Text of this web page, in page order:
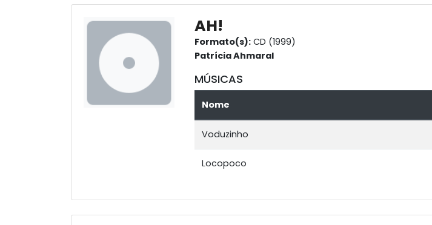
AH!
Formato(s): CD (1999)
Patrícia Ahmaral
MÚSICAS
Nome
Voduzinho
Locopoco